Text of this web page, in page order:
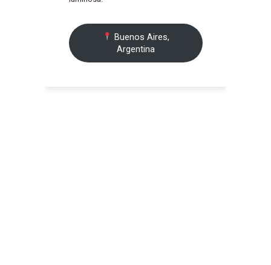
Buenos Aires,
Argentina